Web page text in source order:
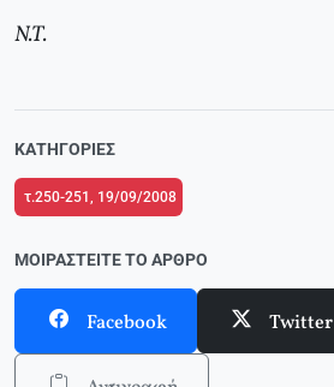
Ν.Τ.
ΚΑΤΗΓΟΡΊΕΣ
τ.250-251, 19/09/2008
ΜΟΙΡΑΣΤΕΊΤΕ ΤΟ ΆΡΘΡΟ
Facebook Twitter